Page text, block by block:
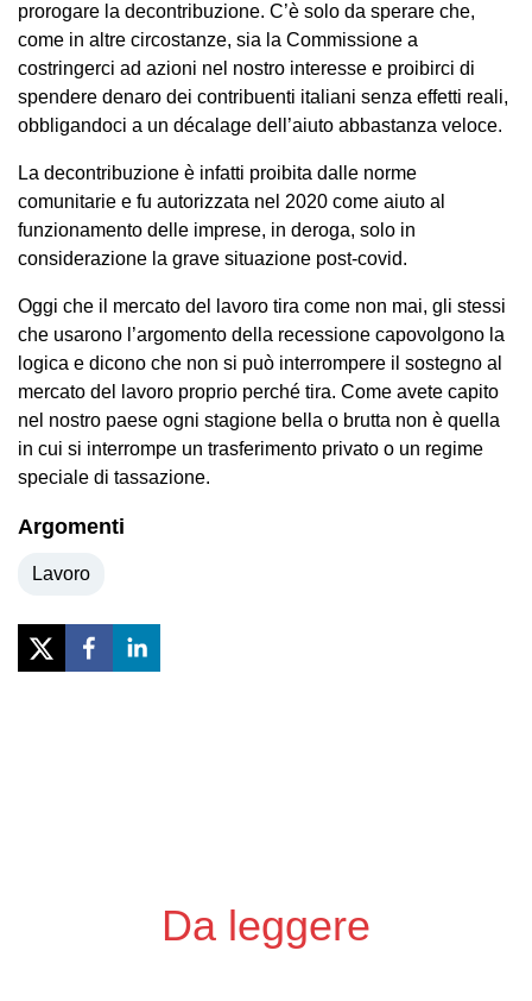
prorogare la decontribuzione. C’è solo da sperare che,
come in altre circostanze, sia la Commissione a
costringerci ad azioni nel nostro interesse e proibirci di
spendere denaro dei contribuenti italiani senza effetti reali,
obbligandoci a un décalage dell’aiuto abbastanza veloce.
La decontribuzione è infatti proibita dalle norme
comunitarie e fu autorizzata nel 2020 come aiuto al
funzionamento delle imprese, in deroga, solo in
considerazione la grave situazione post-covid.
Oggi che il mercato del lavoro tira come non mai, gli stessi
che usarono l’argomento della recessione capovolgono la
logica e dicono che non si può interrompere il sostegno al
mercato del lavoro proprio perché tira. Come avete capito
nel nostro paese ogni stagione bella o brutta non è quella
in cui si interrompe un trasferimento privato o un regime
speciale di tassazione.
Argomenti
Lavoro
Da leggere